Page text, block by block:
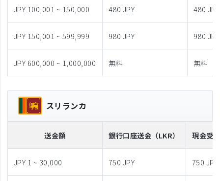
JPY 100,001 ~ 150,000 480 JPY 480 JPY
JPY 150,001 ~ 599,999 980 JPY 980 JPY
JPY 600,000 ~ 1,000,000 無料 無料
スリランカ
送金額 銀行口座送金 （LKR） 現金受
JPY 1 ~ 30,000 750 JPY 750 JPY